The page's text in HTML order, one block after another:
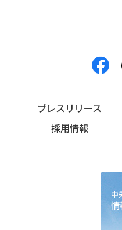
プレスリリース
採用情報